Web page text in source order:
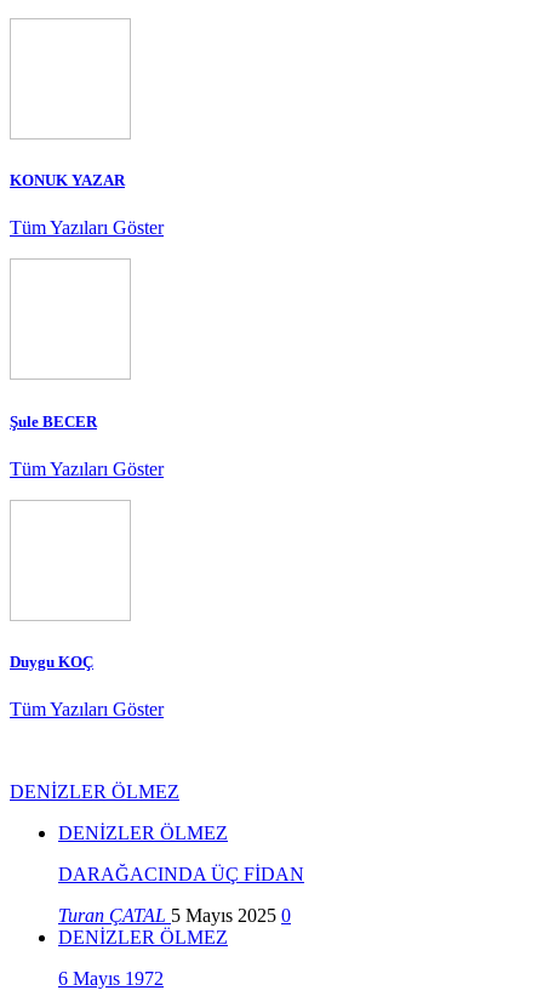
KONUK YAZAR
Tüm Yazıları Göster
Şule BECER
Tüm Yazıları Göster
Duygu KOÇ
Tüm Yazıları Göster
DENİZLER ÖLMEZ
DENİZLER ÖLMEZ
DARAĞACINDA ÜÇ FİDAN
Turan ÇATAL 5 Mayıs 2025 0
DENİZLER ÖLMEZ
6 Mayıs 1972